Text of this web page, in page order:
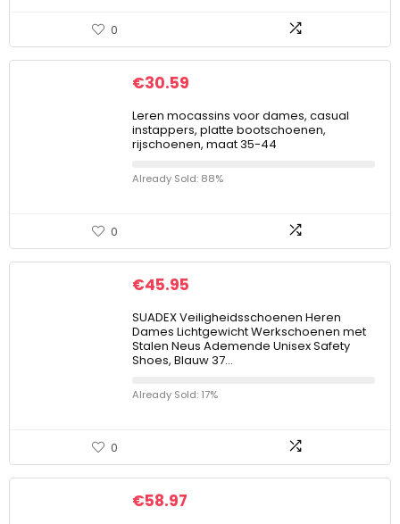
0
€30.59
Leren mocassins voor dames, casual
instappers, platte bootschoenen,
rijschoenen, maat 35-44
Already Sold: 88%
0
€45.95
SUADEX Veiligheidsschoenen Heren
Dames Lichtgewicht Werkschoenen met
Stalen Neus Ademende Unisex Safety
Shoes, Blauw 37…
Already Sold: 17%
0
€58.97